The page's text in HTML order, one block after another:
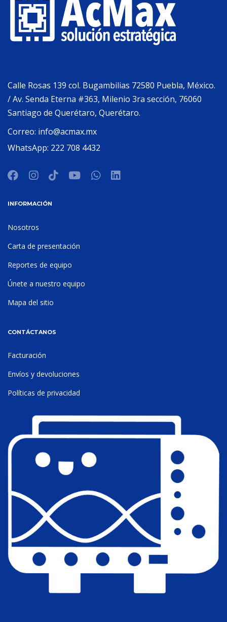
Calle Rosas 139 col. Bugambilias 72580 Puebla, México.
/ Av. Senda Eterna #363, Milenio 3ra sección, 76060
Santiago de Querétaro, Querétaro.
Correo: info@acmax.mx
WhatsApp: 222 708 4432
INFORMACIÓN
Nosotros
Carta de presentación
Reportes de equipo
Únete a nuestro equipo
Mapa del sitio
CONTÁCTANOS
Facturación
Envíos y devoluciones
Políticas de privacidad